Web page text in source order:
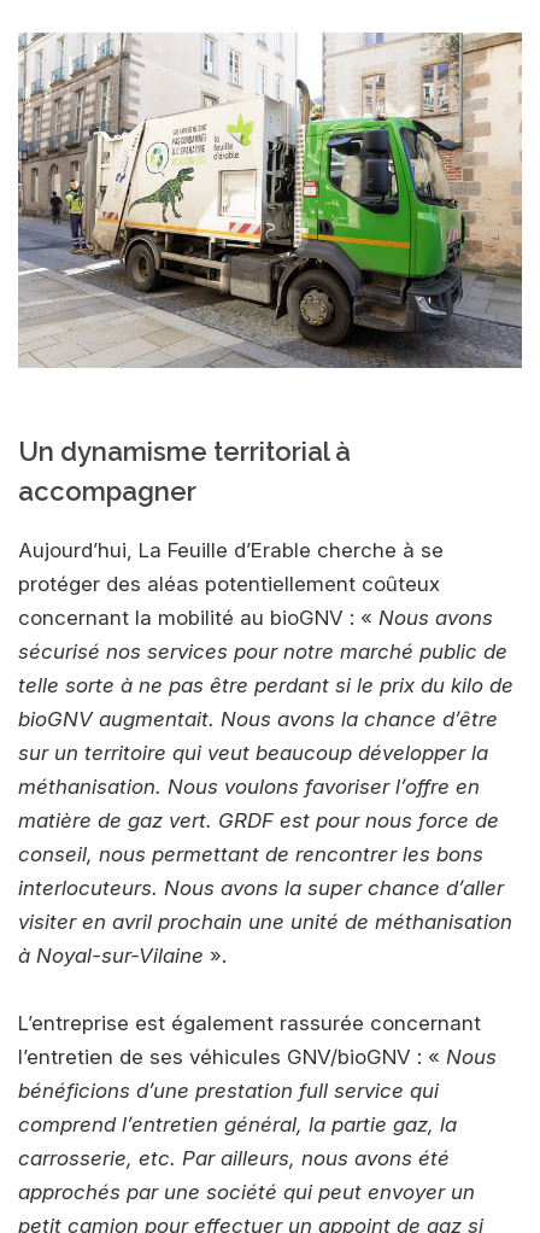
Un dynamisme territorial à
accompagner
Aujourd’hui, La Feuille d’Erable cherche à se
protéger des aléas potentiellement coûteux
concernant la mobilité au bioGNV : « Nous avons
sécurisé nos services pour notre marché public de
telle sorte à ne pas être perdant si le prix du kilo de
bioGNV augmentait. Nous avons la chance d’être
sur un territoire qui veut beaucoup développer la
méthanisation. Nous voulons favoriser l’offre en
matière de gaz vert. GRDF est pour nous force de
conseil, nous permettant de rencontrer les bons
interlocuteurs. Nous avons la super chance d’aller
visiter en avril prochain une unité de méthanisation
à Noyal-sur-Vilaine ».
L’entreprise est également rassurée concernant
l’entretien de ses véhicules GNV/bioGNV : « Nous
bénéficions d’une prestation full service qui
comprend l’entretien général, la partie gaz, la
carrosserie, etc. Par ailleurs, nous avons été
approchés par une société qui peut envoyer un
petit camion pour effectuer un appoint de gaz si